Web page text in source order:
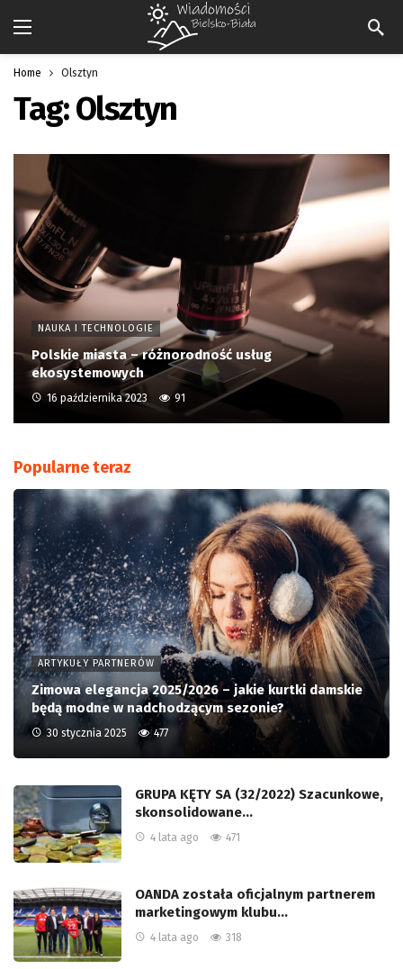
Home Olsztyn
Tag:Olsztyn
NAUKA I TECHNOLOGIE
Polskie miasta – różnorodność usług
ekosystemowych
16 października 2023 91
Popularne teraz
ARTYKUŁY PARTNERÓW
Zimowa elegancja 2025/2026 – jakie kurtki damskie
będą modne w nadchodzącym sezonie?
30 stycznia 2025 477
GRUPA KĘTY SA (32/2022) Szacunkowe,
skonsolidowane…
4 lata ago 471
OANDA została oficjalnym partnerem
marketingowym klubu…
4 lata ago 318